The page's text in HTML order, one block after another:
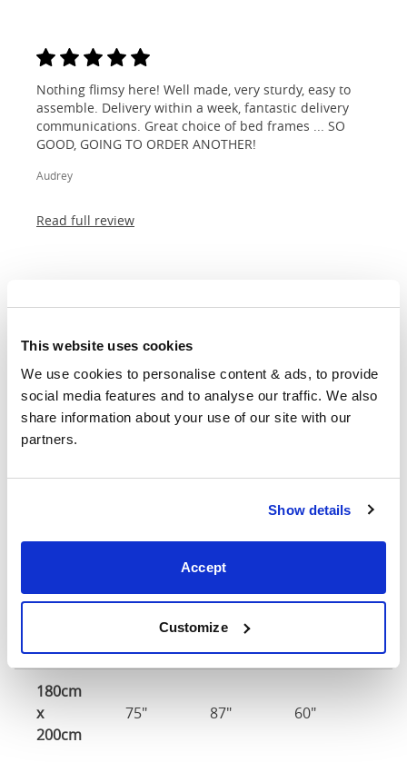
This website uses cookies
We use cookies to personalise content & ads, to provide
social media features and to analyse our traffic. We also
share information about your use of our site with our
partners.
Show details
Accept
Customize
Nothing flimsy here! Well made, very sturdy, easy to
assemble. Delivery within a week, fantastic delivery
communications. Great choice of bed frames ... SO
GOOD, GOING TO ORDER ANOTHER!
Audrey
Read full review
I first ordered from OBC over 10 years ago, I still have
the bed I ordered and it’s still going strong. So much
so that we ordered the same bed in super-king size
when we needed a new bed frame for our bedroom...
Michelle
Dimensionen und
Anpassungen
Größe Breite Länge Kopfhöhe
180cm
x
200cm
75" 87" 60"